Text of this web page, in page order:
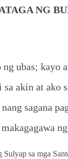
NG
ubas; kayo
sa akin at ako
sagana
Sulyap sa mga